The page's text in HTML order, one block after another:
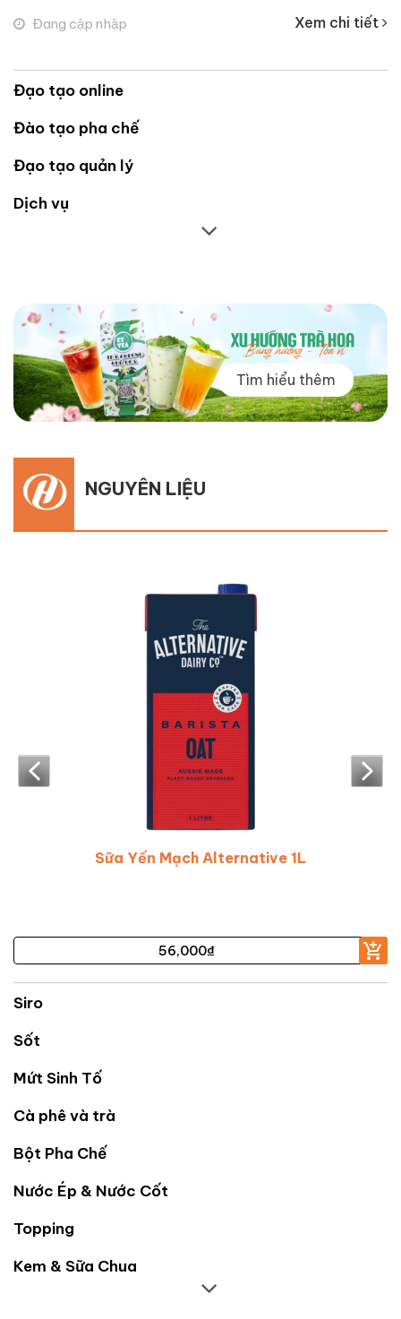
Đạo tạo online
Đào tạo pha chế
Đạo tạo quản lý
Dịch vụ
Đang cập nhập Xem chi tiết
Tìm hiểu thêm
NGUYÊN LIỆU
Siro
Sốt
Mứt Sinh Tố
Cà phê và trà
Bột Pha Chế
Nước Ép & Nước Cốt
Topping
Kem & Sữa Chua
Sữa Yến Mạch Alternative 1L
56,000₫